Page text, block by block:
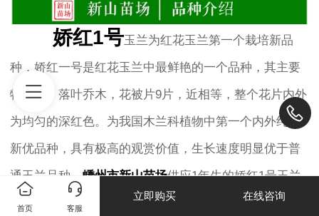
娇红1号玉兰为红花玉兰第一个栽培新品
种，娇红一号是红花玉兰中最鲜艳的一个品种，其主要
特点为：落叶乔木，花被片9片，近相等，整个花片内外
为均匀的深红色。为我国木兰科植物中第一个内外纯红
新优品种，具有极高的观赏价值，生长速度明显优于普
通玉兰品种。 嵊州市新山苗场供应1年生的娇红1号玉兰
小苗，联系电话：13857546205
首页 客服
立即购买 在线咨询